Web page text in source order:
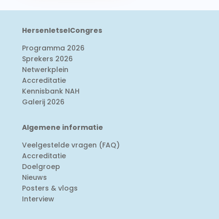
HersenletselCongres
Programma 2026
Sprekers 2026
Netwerkplein
Accreditatie
Kennisbank NAH
Galerij 2026
Algemene informatie
Veelgestelde vragen (FAQ)
Accreditatie
Doelgroep
Nieuws
Posters & vlogs
Interview